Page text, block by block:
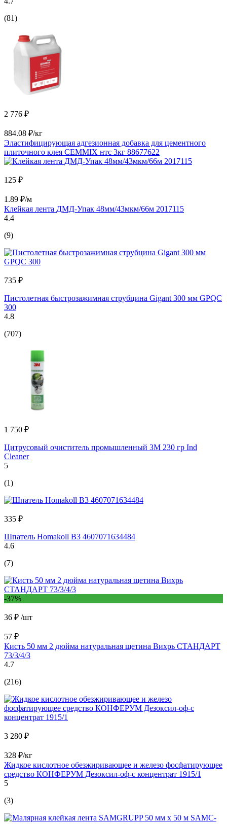
(81)
2 776 ₽
884.08 ₽/кг
Эластифицирующая адгезионная добавка для цементного
плиточного клея CEMMIX нтс 3кг 88677622
125 ₽
1.89 ₽/м
Клейкая лента ДМД-Упак 48мм/43мкм/66м 2017115
4.4
(9)
735 ₽
Пистолетная быстрозажимная струбцина Gigant 300 мм GPQC
300
4.8
(707)
1 750 ₽
Цитрусовый очиститель промышленный 3М 230 гр Ind
Cleaner
5
(1)
335 ₽
Шпатель Homakoll В3 4607071634484
4.6
(7)
-37%
36 ₽ /шт
57 ₽
Кисть 50 мм 2 дюйма натуральная щетина Вихрь СТАНДАРТ
73/3/4/3
4.7
(216)
3 280 ₽
328 ₽/кг
Жидкое кислотное обезжиривающее и железо фосфатирующее
средство КОНФЕРУМ Дезоксил-оф-с концентрат 1915/1
5
(3)